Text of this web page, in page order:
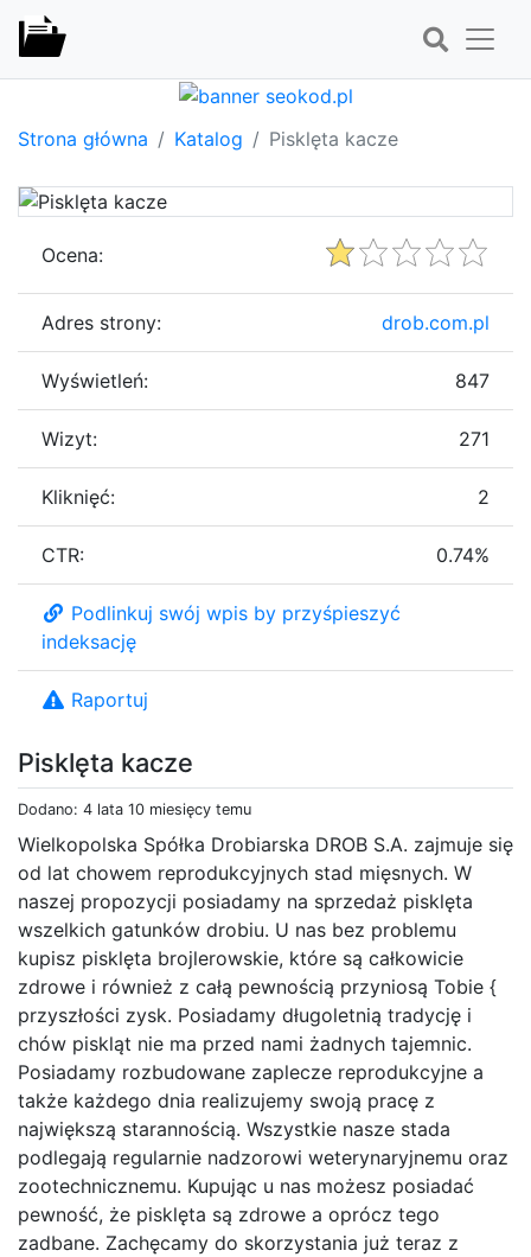
Strona główna Katalog Pisklęta kacze
Pisklęta kacze
Dodano: 4 lata 10 miesięcy temu
Wielkopolska Spółka Drobiarska DROB S.A. zajmuje się
od lat chowem reprodukcyjnych stad mięsnych. W
naszej propozycji posiadamy na sprzedaż pisklęta
wszelkich gatunków drobiu. U nas bez problemu
kupisz pisklęta brojlerowskie, które są całkowicie
zdrowe i również z całą pewnością przyniosą Tobie {
przyszłości zysk. Posiadamy długoletnią tradycję i
chów piskląt nie ma przed nami żadnych tajemnic.
Posiadamy rozbudowane zaplecze reprodukcyjne a
także każdego dnia realizujemy swoją pracę z
największą starannością. Wszystkie nasze stada
podlegają regularnie nadzorowi weterynaryjnemu oraz
zootechnicznemu. Kupując u nas możesz posiadać
pewność, że pisklęta są zdrowe a oprócz tego
zadbane. Zachęcamy do skorzystania już teraz z
Ocena:
Adres strony: drob.com.pl
Wyświetleń: 847
Wizyt: 271
Kliknięć: 2
CTR: 0.74%
Podlinkuj swój wpis by przyśpieszyć
indeksację
Raportuj